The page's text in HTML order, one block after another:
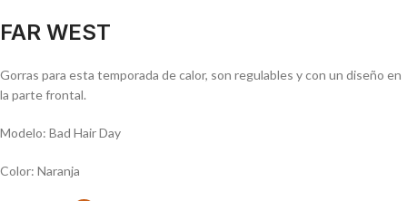
FAR WEST
Gorras para esta temporada de calor, son regulables y con un diseño en
la parte frontal.
Modelo: Bad Hair Day
Color: Naranja